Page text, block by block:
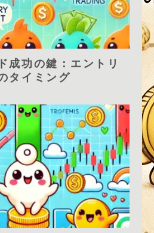
成功の鍵：エントリ
タイミング